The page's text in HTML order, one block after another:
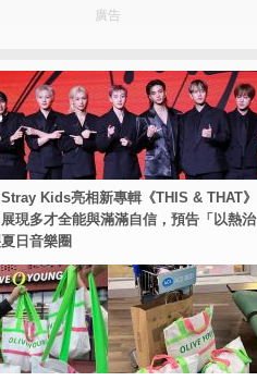
廣告
Kids亮相新專輯《THIS & THAT》
現多才全能與滿滿自信，預告「以熱治
日音樂圈